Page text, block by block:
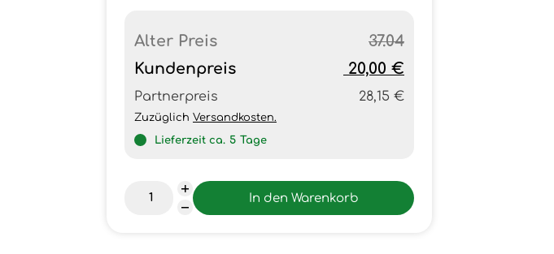
Alter Preis
37.04
Kundenpreis
20,00 €
Partnerpreis 28,15 €
Zuzüglich Versandkosten.
Lieferzeit ca. 5 Tage